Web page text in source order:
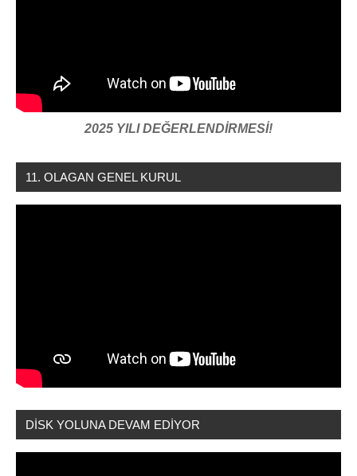
2025 YILI DEĞERLENDİRMESİ!
11. OLAGAN GENEL KURUL
DİSK YOLUNA DEVAM EDİYOR